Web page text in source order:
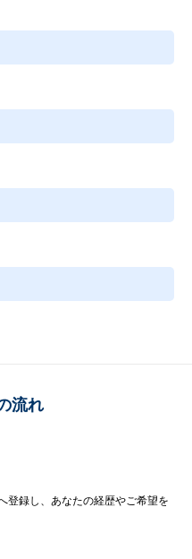
材料、超伝導磁石・線材な
流れ
登録し、あなたの経歴やご希望を